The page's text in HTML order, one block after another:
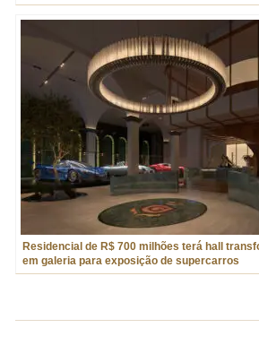
no lar
Residencial de R$ 700 milhões terá hall
em galeria para exposição de supercarros